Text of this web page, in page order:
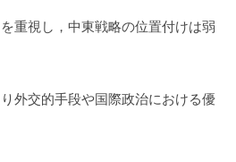
重視し，中東戦略の位置付けは弱
外交的手段や国際政治における優